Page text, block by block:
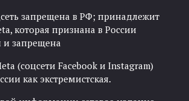
запрещена в РФ; принадлежит
которая признана в России
и запрещена
(соцсети Facebook и Instagram)
как экстремистская.